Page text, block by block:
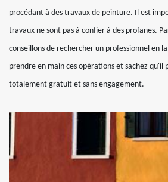
procédant à des travaux de peinture. Il est
travaux ne sont pas à confier à des profanes.
conseillons de rechercher un professionnel en
prendre en main ces opérations et sachez qu'il
totalement gratuit et sans engagement.